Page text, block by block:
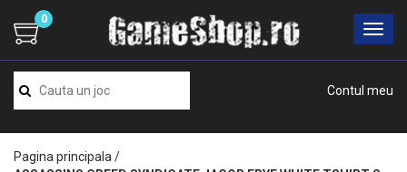
Contul meu
0
Pagina principala /